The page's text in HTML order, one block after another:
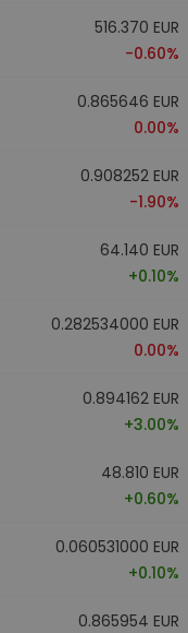
516.370 EUR
-0.60%
0.865646 EUR
0.00%
0.908252 EUR
-1.90%
64.140 EUR
+0.10%
0.282534000 EUR
0.00%
0.894162 EUR
+3.00%
48.810 EUR
+0.60%
0.060531000 EUR
+0.10%
0.865954 EUR